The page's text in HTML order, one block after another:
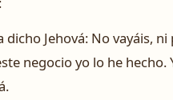
dicho Jehová: No vayáis,
negocio yo lo he